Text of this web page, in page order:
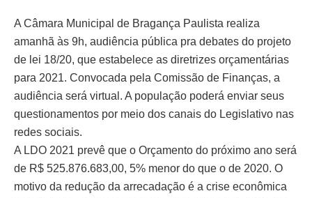
A Câmara Municipal de Bragança Paulista realiza
amanhã às 9h, audiência pública pra debates do projeto
de lei 18/20, que estabelece as diretrizes orçamentárias
para 2021. Convocada pela Comissão de Finanças, a
audiência será virtual. A população poderá enviar seus
questionamentos por meio dos canais do Legislativo nas
redes sociais.
A LDO 2021 prevê que o Orçamento do próximo ano será
de R$ 525.876.683,00, 5% menor do que o de 2020. O
motivo da redução da arrecadação é a crise econômica